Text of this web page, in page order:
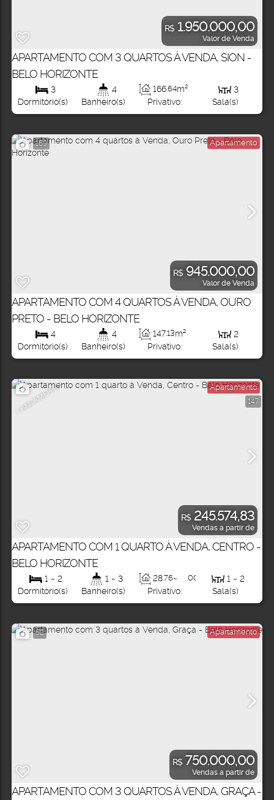
R$ 1.950.000,00
Valor de Venda
APARTAMENTO COM 3 QUARTOS À VENDA, SION -
BELO HORIZONTE
3
Dormitório(s)
4
Banheiro(s)
Privativo:
166.64m²
3
Sala(s)
169 Apartamento
R$ 945.000,00
Valor de Venda
APARTAMENTO COM 4 QUARTOS À VENDA, OURO
PRETO - BELO HORIZONTE
4
Dormitório(s)
4
Banheiro(s)
Privativo:
147.13m²
2
Sala(s)
LANÇAMENTO 147
Apartamento
R$ 245.574,83
Vendas a partir de
APARTAMENTO COM 1 QUARTO À VENDA, CENTRO -
BELO HORIZONTE
1 ~ 2
Dormitório(s)
1 ~ 3
Banheiro(s)
Privativo:
28.76~
132
.00
1 ~ 2
Sala(s)
52 Apartamento
R$ 750.000,00
Vendas a partir de
APARTAMENTO COM 3 QUARTOS À VENDA, GRAÇA -